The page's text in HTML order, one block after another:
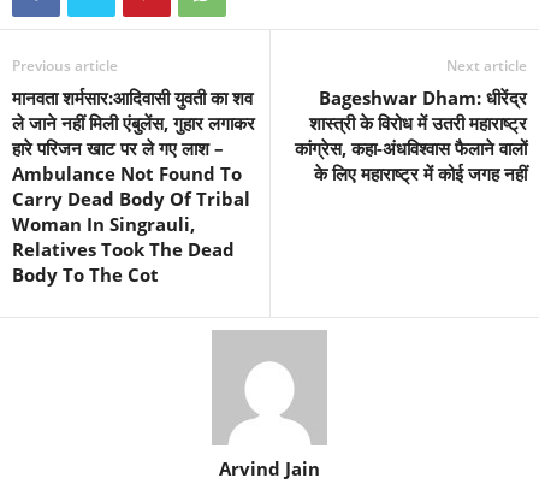
Previous article
मानवता शर्मसार:आदिवासी युवती का शव
ले जाने नहीं मिली एंबुलेंस, गुहार लगाकर
हारे परिजन खाट पर ले गए लाश –
Ambulance Not Found To
Carry Dead Body Of Tribal
Woman In Singrauli,
Relatives Took The Dead
Body To The Cot
Next article
Bageshwar Dham: धीरेंद्र
शास्त्री के विरोध में उतरी महाराष्ट्र
कांग्रेस, कहा-अंधविश्वास फैलाने वालों
के लिए महाराष्ट्र में कोई जगह नहीं
Arvind Jain